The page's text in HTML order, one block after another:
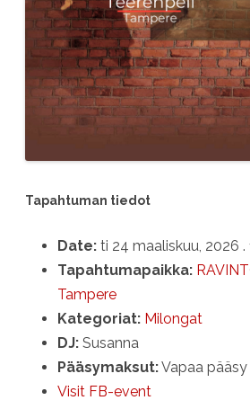
Tapahtuman tiedot
Date: ti 24 maaliskuu, 2026 .
Tapahtumapaikka:
Tampere
Kategoriat: Milongat
DJ: Susanna
Pääsymaksut:Vapaa pääsy
Visit FB-event